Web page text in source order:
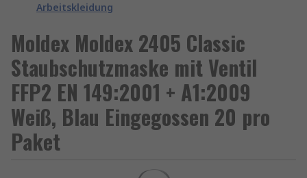
Arbeitskleidung
Moldex Moldex 2405 Classic
Staubschutzmaske mit Ventil
FFP2 EN 149:2001 + A1:2009
Weiß, Blau Eingegossen 20 pro
Paket